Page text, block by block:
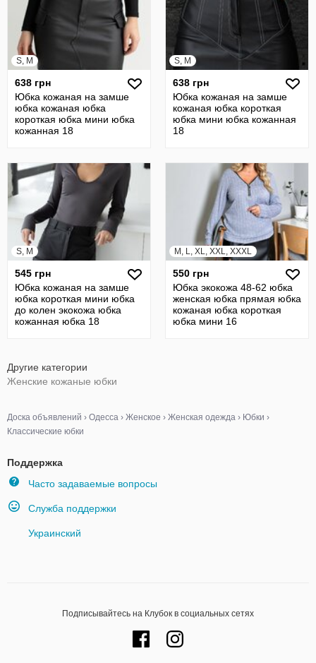
S, M
638 грн
Юбка кожаная на замше
юбка кожаная юбка
короткая юбка мини юбка
кожанная 18
S, M
638 грн
Юбка кожаная на замше
кожаная юбка короткая
юбка мини юбка кожанная
18
S, M
545 грн
Юбка кожаная на замше
юбка короткая мини юбка
до колен экокожа юбка
кожанная юбка 18
M, L, XL, XXL, XXXL
550 грн
Юбка экокожа 48-62 юбка
женская юбка прямая юбка
кожаная юбка короткая
юбка мини 16
Другие категории
Женские кожаные юбки
Доска объявлений › Одесса › Женское › Женская одежда › Юбки ›
Классические юбки
Поддержка
Часто задаваемые вопросы
Служба поддержки
Украинский
Подписывайтесь на Клубок в социальных сетях